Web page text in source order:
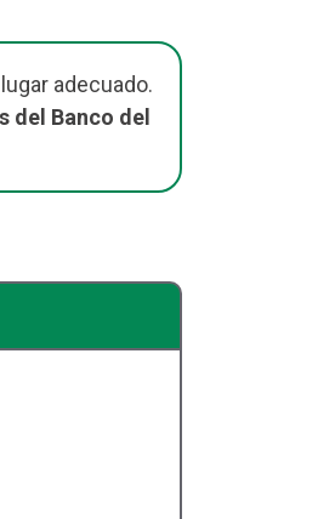
adecuado.
del Banco del